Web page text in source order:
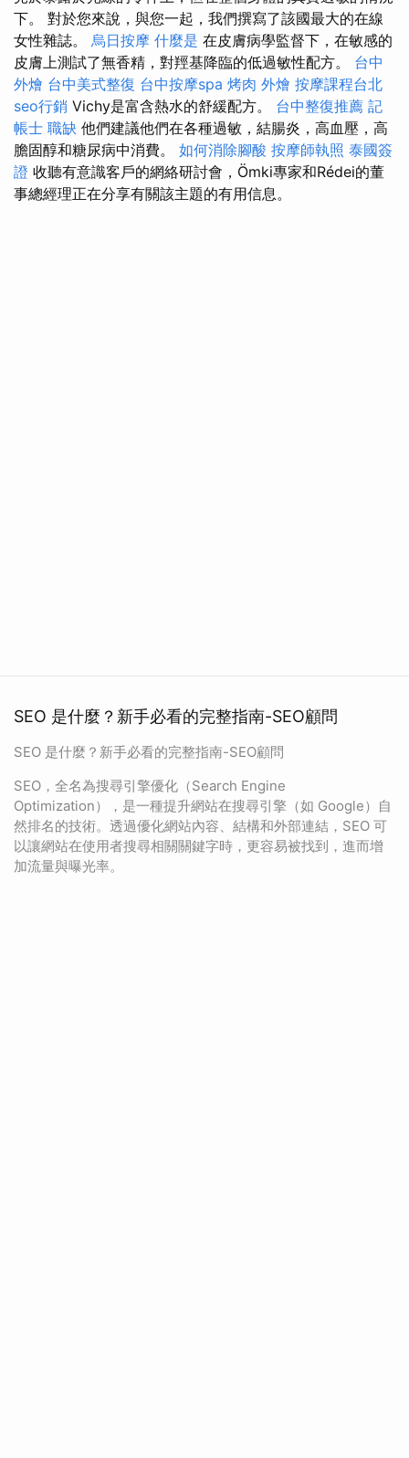
下。 對於您來說，與您一起，我們撰寫了該國最大的在線
女性雜誌。 烏日按摩 什麼是 在皮膚病學監督下，在敏感的
皮膚上測試了無香精，對羥基降臨的低過敏性配方。 台中
外燴 台中美式整復 台中按摩spa 烤肉 外燴 按摩課程台北
seo行銷 Vichy是富含熱水的舒緩配方。 台中整復推薦 記
帳士 職缺 他們建議他們在各種過敏，結腸炎，高血壓，高
膽固醇和糖尿病中消費。 如何消除腳酸 按摩師執照 泰國簽
證 收聽有意識客戶的網絡研討會，Ömki專家和Rédei的董
事總經理正在分享有關該主題的有用信息。
SEO 是什麼？新手必看的完整指南-SEO顧問
SEO 是什麼？新手必看的完整指南-SEO顧問
SEO，全名為搜尋引擎優化（Search Engine
Optimization），是一種提升網站在搜尋引擎（如 Google）自
然排名的技術。透過優化網站內容、結構和外部連結，SEO 可
以讓網站在使用者搜尋相關關鍵字時，更容易被找到，進而增
加流量與曝光率。